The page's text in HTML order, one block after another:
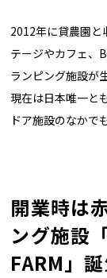
2012年に貸農園と
テージやカフェ、
ランピング施設が
現在は日本唯一と
ドア施設のなかで
開業時は
ング施設
FARM」